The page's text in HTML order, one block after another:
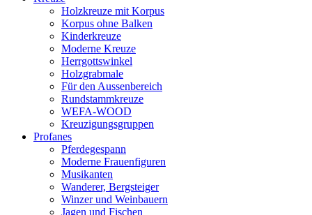
Holzkreuze mit Korpus
Korpus ohne Balken
Kinderkreuze
Moderne Kreuze
Herrgottswinkel
Holzgrabmale
Für den Aussenbereich
Rundstammkreuze
WEFA-WOOD
Kreuzigungsgruppen
Profanes
Pferdegespann
Moderne Frauenfiguren
Musikanten
Wanderer, Bergsteiger
Winzer und Weinbauern
Jagen und Fischen